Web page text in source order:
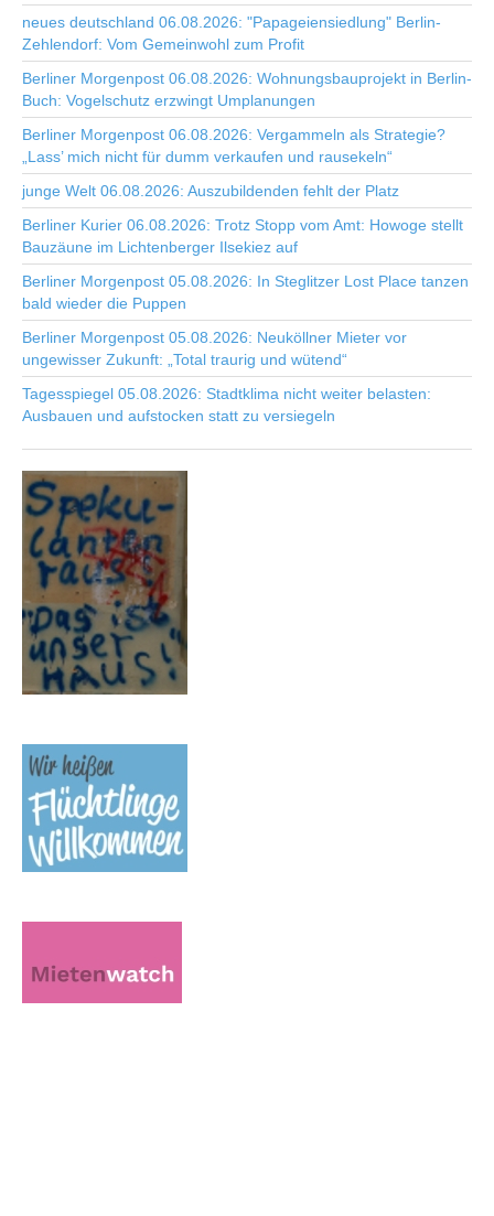
neues deutschland 06.08.2026: "Papageiensiedlung" Berlin-
Zehlendorf: Vom Gemeinwohl zum Profit
Berliner Morgenpost 06.08.2026: Wohnungsbauprojekt in Berlin-
Buch: Vogelschutz erzwingt Umplanungen
Berliner Morgenpost 06.08.2026: Vergammeln als Strategie?
„Lass’ mich nicht für dumm verkaufen und rausekeln“
junge Welt 06.08.2026: Auszubildenden fehlt der Platz
Berliner Kurier 06.08.2026: Trotz Stopp vom Amt: Howoge stellt
Bauzäune im Lichtenberger Ilsekiez auf
Berliner Morgenpost 05.08.2026: In Steglitzer Lost Place tanzen
bald wieder die Puppen
Berliner Morgenpost 05.08.2026: Neuköllner Mieter vor
ungewisser Zukunft: „Total traurig und wütend“
Tagesspiegel 05.08.2026: Stadtklima nicht weiter belasten:
Ausbauen und aufstocken statt zu versiegeln